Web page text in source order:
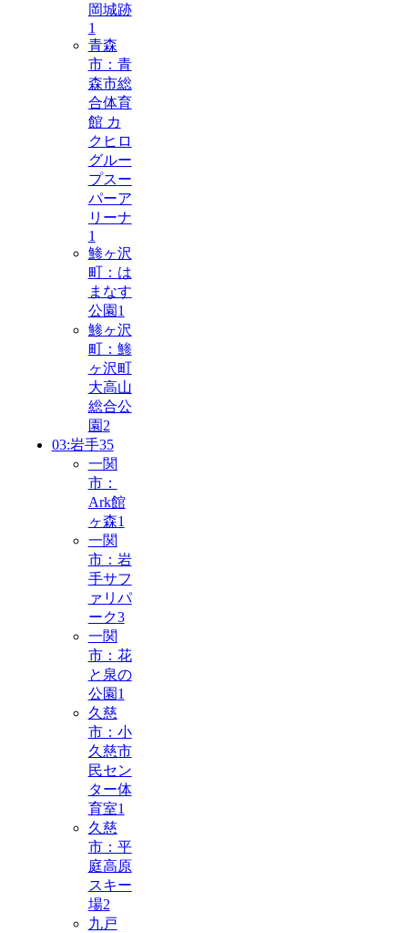
岡城跡
1
青森
市：青
森市総
合体育
館 カ
クヒロ
グルー
プスー
パーア
リーナ
1
鯵ヶ沢
町：は
まなす
公園 1
鯵ヶ沢
町：鯵
ヶ沢町
大高山
総合公
園 2
03:岩手35
一関
市：
Ark館
ヶ森1
一関
市：岩
手サフ
ァリパ
ーク3
一関
市：花
と泉の
公園 1
久慈
市：小
久慈市
民セン
ター体
育室1
久慈
市：平
庭高原
スキー
場2
九戸